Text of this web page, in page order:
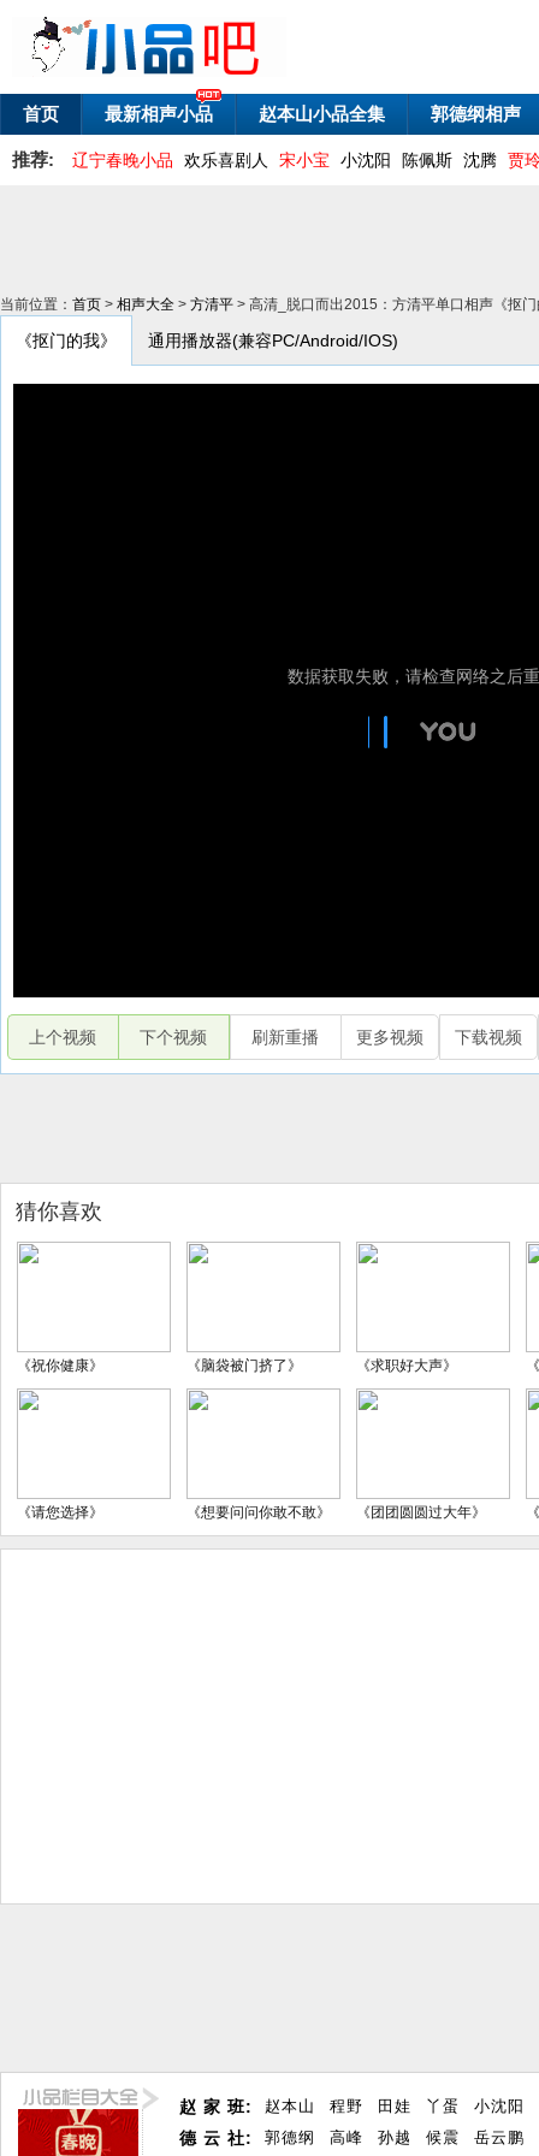
首页 最新相声小品 赵本山小品全集 郭德纲相声
推荐: 辽宁春晚小品 欢乐喜剧人 宋小宝 小沈阳 陈佩斯 沈腾 贾
当前位置： 首页 > 相声大全 > 方清平 > 高清_脱口而出2015：方清平单口相声《抠
《抠门的我》 通用播放器(兼容PC/Android/IOS)
上个视频 下个视频 刷新重播 更多视频 下载视频
猜你喜欢
《祝你健康》 《脑袋被门挤了》 《求职好大声》
《请您选择》 《想要问问你敢不敢》 《团团圆圆过大年》
赵 家 班:
德 云 社:
赵本山 程野 田娃 丫蛋
小沈阳
郭德纲
高峰 孙越 候震 岳云鹏